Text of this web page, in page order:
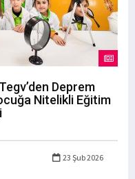
Deprem
Nitelikli Eğitim
23 Şub 2026